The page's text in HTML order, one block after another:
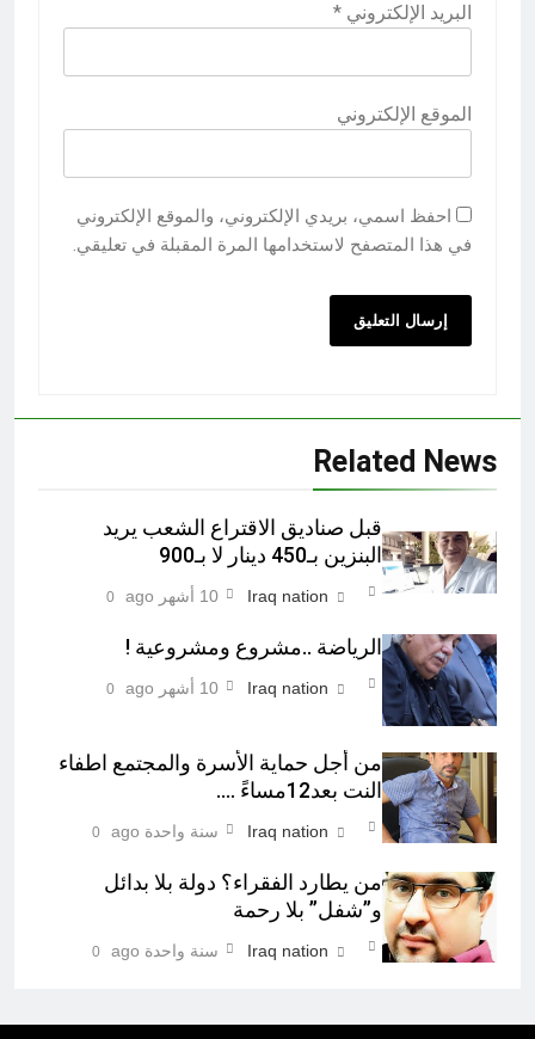
البريد الإلكتروني *
الموقع الإلكتروني
احفظ اسمي، بريدي الإلكتروني، والموقع الإلكتروني
في هذا المتصفح لاستخدامها المرة المقبلة في تعليقي.
Related News
قبل صناديق الاقتراع الشعب يريد
البنزين بـ450 دينار لا بـ900
Iraq nation 10 أشهر ago 0
الرياضة ..مشروع ومشروعية !
Iraq nation 10 أشهر ago 0
من أجل حماية الأسرة والمجتمع اطفاء
النت بعد12مساءً ….
Iraq nation سنة واحدة ago 0
من يطارد الفقراء؟ دولة بلا بدائل
و”شفل” بلا رحمة
Iraq nation سنة واحدة ago 0